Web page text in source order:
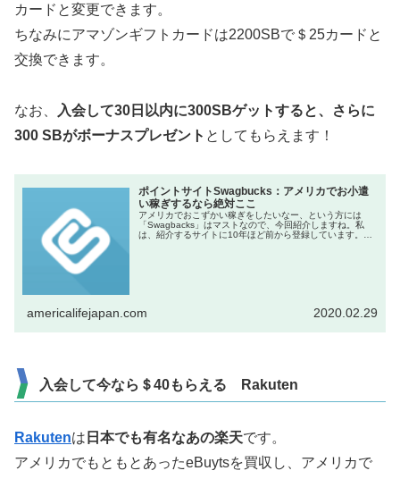
カードと変更できます。
ちなみにアマゾンギフトカードは2200SBで＄25カードと
交換できます。
なお、
入会して30日以内に300SBゲットすると、さらに
300 SBがボーナスプレゼント としてもらえます！
ポイントサイトSwagbucks：アメリカでお小遣
い稼ぎするなら絶対ここ
アメリカでおこずかい稼ぎをしたいなー、という方には
「Swagbacks」はマストなので、今回紹介しますね。私
は、紹介するサイトに10年ほど前から登録しています。で
americalifejapan.com 2020.02.29
入会して今なら＄40もらえる Rakuten
Rakutenは 日本でも有名なあの楽天です。
アメリカでもともとあったeBuytsを買収し、アメリカで